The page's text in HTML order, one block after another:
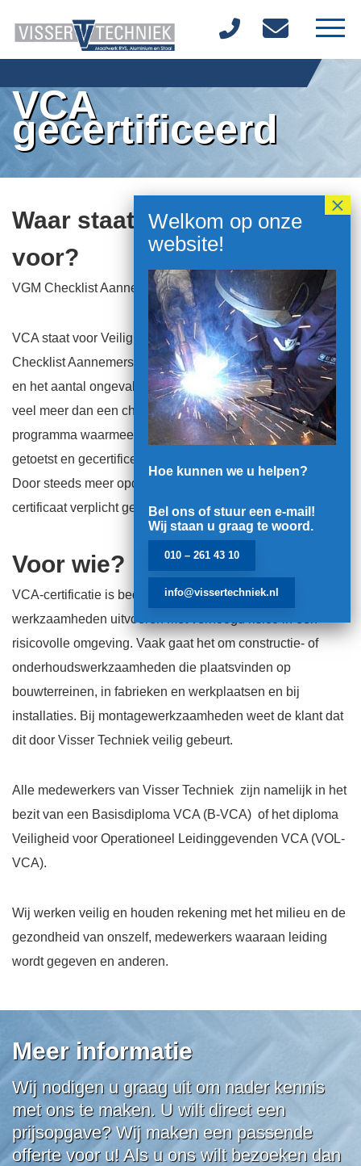
Over ons
Diensten
Producten
Vacatures
Contact
VCA
gecertificeerd
Waar staat VCA eigenlijk
voor?
VGM Checklist Aannemers
VCA staat voor Veiligheid, Gezondheid en Milieu (VGM)
Checklist Aannemers en is bedoeld om veiliger te werken
en het aantal ongevallen te verminderen. In feite is VCA
veel meer dan een checklist. Het is een veelzijdig
programma waarmee dienstverlenende bedrijven worden
getoetst en gecertificeerd op hun VGM-beheersysteem.
Door steeds meer opdrachtgevers wordt het VCA-
certificaat verplicht gesteld.
Voor wie?
VCA-certificatie is bedoeld voor bedrijven die
werkzaamheden uitvoeren met verhoogd risico in een
risicovolle omgeving. Vaak gaat het om constructie- of
onderhoudswerkzaamheden die plaatsvinden op
bouwterreinen, in fabrieken en werkplaatsen en bij
installaties. Bij montagewerkzaamheden weet de klant dat
dit door Visser Techniek veilig gebeurt.
Alle medewerkers van Visser Techniek zijn namelijk in het
bezit van een Basisdiploma VCA (B-VCA) of het diploma
Veiligheid voor Operationeel Leidinggevenden VCA (VOL-
VCA).
Wij werken veilig en houden rekening met het milieu en de
gezondheid van onszelf, medewerkers waaraan leiding
wordt gegeven en anderen.
Meer informatie
Wij nodigen u graag uit om nader kennis
met ons te maken. U wilt direct een
prijsopgave? Wij maken een passende
offerte voor u! Als u ons wilt bezoeken dan
Hoe kunnen we u helpen?
Bel ons of stuur een e-mail!
Wij staan u graag te woord.
010 – 261 43 10
info@vissertechniek.nl